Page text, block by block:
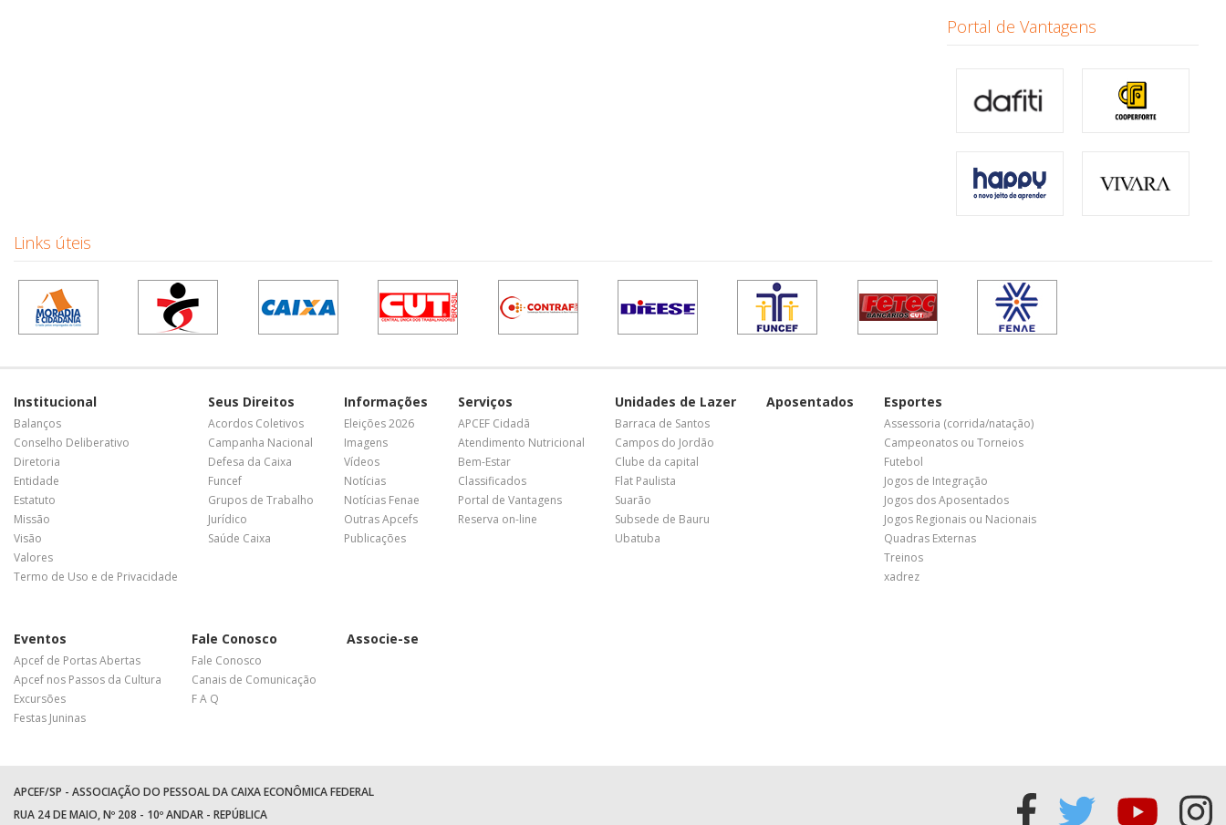
Portal de Vantagens
Links úteis
Institucional
Balanços
Conselho Deliberativo
Diretoria
Entidade
Estatuto
Missão
Visão
Valores
Termo de Uso e de Privacidade
Seus Direitos
Acordos Coletivos
Campanha Nacional
Defesa da Caixa
Funcef
Grupos de Trabalho
Jurídico
Saúde Caixa
Informações
Eleições 2026
Imagens
Vídeos
Notícias
Notícias Fenae
Outras Apcefs
Publicações
Serviços
APCEF Cidadã
Atendimento Nutricional
Bem-Estar
Classificados
Portal de Vantagens
Reserva on-line
Unidades de Lazer
Barraca de Santos
Campos do Jordão
Clube da capital
Flat Paulista
Suarão
Subsede de Bauru
Ubatuba
Aposentados Esportes
Assessoria (corrida/natação)
Campeonatos ou Torneios
Futebol
Jogos de Integração
Jogos dos Aposentados
Jogos Regionais ou Nacionais
Quadras Externas
Treinos
xadrez
Eventos
Apcef de Portas Abertas
Apcef nos Passos da Cultura
Excursões
Festas Juninas
Fale Conosco
Fale Conosco
Canais de Comunicação
F A Q
Associe-se
APCEF/SP - ASSOCIAÇÃO DO PESSOAL DA CAIXA ECONÔMICA FEDERAL
RUA 24 DE MAIO, Nº 208 - 10º ANDAR - REPÚBLICA
Acessar
Acessar